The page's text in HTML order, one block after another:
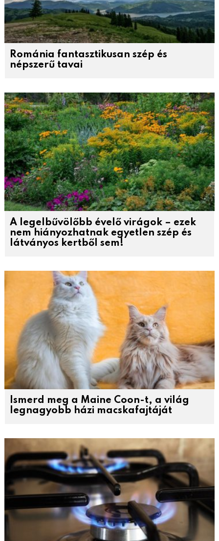
Románia fantasztikusan szép és
népszerű tavai
A legelbűvölőbb évelő virágok – ezek
nem hiányozhatnak egyetlen szép és
látványos kertből sem!
Ismerd meg a Maine Coon-t, a világ
legnagyobb házi macskafajtáját